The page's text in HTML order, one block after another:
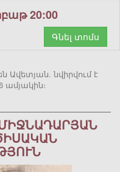
20:00
Գնել տոմս
Ավետյան. նվիրվում է
ամյակին։
ՀՈ
ԵՐԱԺ